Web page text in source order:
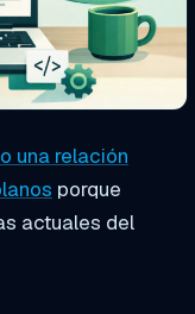
una relación
porque
actuales del